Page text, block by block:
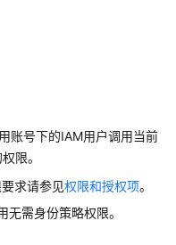
账号下的IAM用户调用当前
限。
求请参见权限和授权项。
需身份策略权限。